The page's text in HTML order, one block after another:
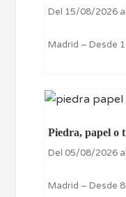
Del 15/08/2026
Madrid – Desde
Piedra, papel o
Del 05/08/2026
Madrid – Desde